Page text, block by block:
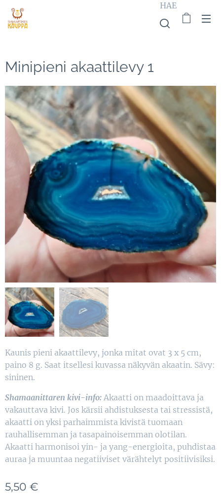
HAE
Minipieni akaattilevy 1
Kaunis pieni akaattilevy, jonka mitat ovat 3 x 5 cm,
paino 8 g. Saat itsellesi kuvassa näkyvän akaatin. Sävy:
sininen.
Shamaanittaren kivi-info: Akaatti on maadoittava ja
vakauttava kivi. Jos kärsii ahdistuksesta tai stressistä,
akaatti on yksi parhaimmista kivistä tuomaan
rauhallisemman ja tasapainoisemman olotilan.
Akaatti harmonisoi yin- ja yang-energioita, puhdistaa
auraa ja muuntaa negatiiviset värähtelyt positiivisiksi.
5,50 €